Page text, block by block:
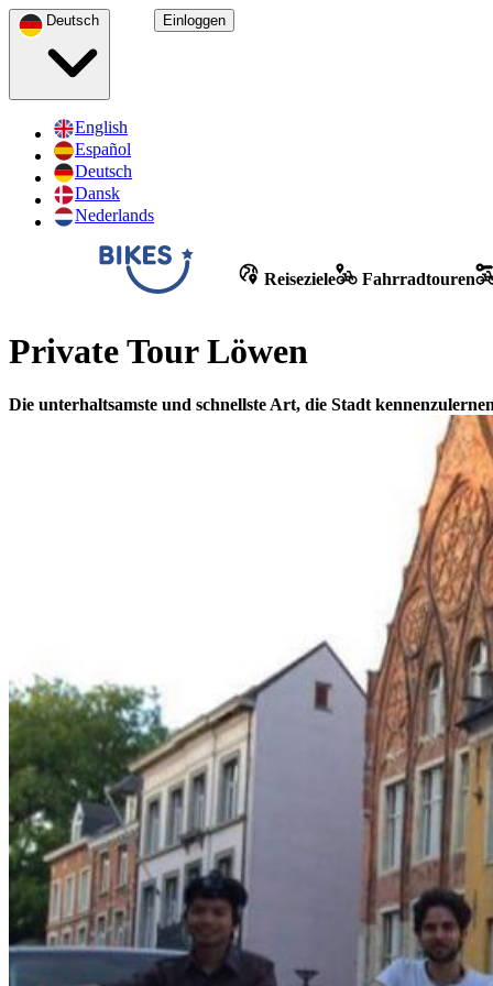
English
Español
Deutsch
Dansk
Nederlands
Einloggen
Reiseziele Fahrradtouren
Private Tour Löwen
Die unterhaltsamste und schnellste Art, die Stadt